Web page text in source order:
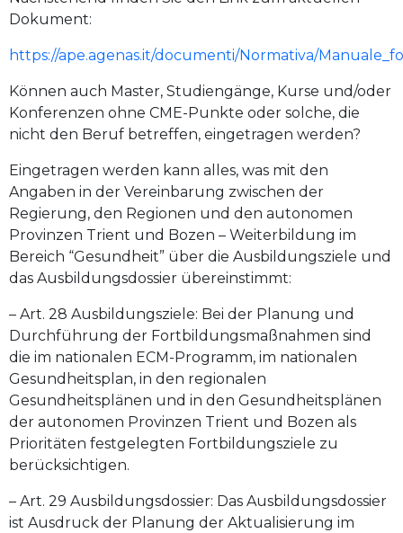
Dokument:
https://ape.agenas.it/documenti/Normativa/
Können auch Master, Studiengänge, Kurse und/oder
Konferenzen ohne CME-Punkte oder solche, die
nicht den Beruf betreffen, eingetragen werden?
Eingetragen werden kann alles, was mit den
Angaben in der Vereinbarung zwischen der
Regierung, den Regionen und den autonomen
Provinzen Trient und Bozen – Weiterbildung im
Bereich “Gesundheit” über die Ausbildungsziele und
das Ausbildungsdossier übereinstimmt:
– Art. 28 Ausbildungsziele: Bei der Planung und
Durchführung der Fortbildungsmaßnahmen sind
die im nationalen ECM-Programm, im nationalen
Gesundheitsplan, in den regionalen
Gesundheitsplänen und in den Gesundheitsplänen
der autonomen Provinzen Trient und Bozen als
Prioritäten festgelegten Fortbildungsziele zu
berücksichtigen.
– Art. 29 Ausbildungsdossier: Das Ausbildungsdossier
ist Ausdruck der Planung der Aktualisierung im